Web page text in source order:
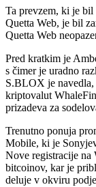
Ta prevzem, ki je bil
Quetta Web, je bil
Quetta Web
Pred kratkim je
s čimer je uradno
S.BLOX je navedla,
kriptovalut
prizadeva za
Trenutno ponuja
Mobile, ki je
Nove registracije na
bitcoinov, kar je
deluje v okviru